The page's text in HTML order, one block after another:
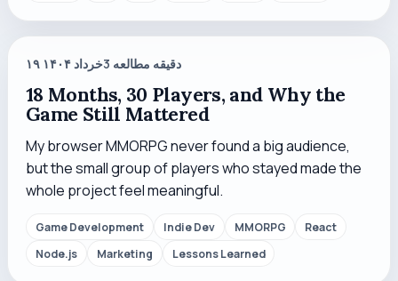
۱۹ خرداد ۱۴۰۴3 دقیقه مطالعه
18 Months, 30 Players, and Why the
Game Still Mattered
My browser MMORPG never found a big audience,
but the small group of players who stayed made the
whole project feel meaningful.
Game Development Indie Dev MMORPG
React
Node.js
Marketing Lessons Learned